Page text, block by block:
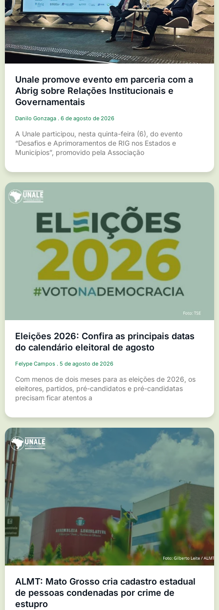
Unale promove evento em parceria com a
Abrig sobre Relações Institucionais e
Governamentais
Danilo Gonzaga 6 de agosto de 2026
A Unale participou, nesta quinta-feira (6), do evento
“Desafios e Aprimoramentos de RIG nos Estados e
Municípios”, promovido pela Associação
Eleições 2026: Confira as principais datas
do calendário eleitoral de agosto
Felype Campos 5 de agosto de 2026
Com menos de dois meses para as eleições de 2026, os
eleitores, partidos, pré-candidatos e pré-candidatas
precisam ficar atentos a
ALMT: Mato Grosso cria cadastro estadual
de pessoas condenadas por crime de
estupro